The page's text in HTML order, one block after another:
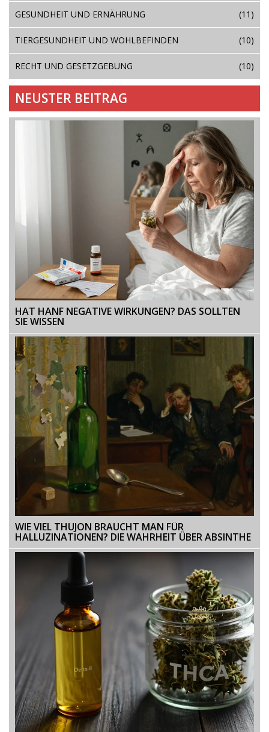
GESUNDHEIT UND ERNÄHRUNG (11)
TIERGESUNDHEIT UND WOHLBEFINDEN (10)
RECHT UND GESETZGEBUNG (10)
NEUSTER BEITRAG
HAT HANF NEGATIVE WIRKUNGEN? DAS SOLLTEN
SIE WISSEN
WIE VIEL THUJON BRAUCHT MAN FÜR
HALLUZINATIONEN? DIE WAHRHEIT ÜBER ABSINTHE